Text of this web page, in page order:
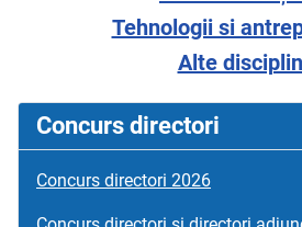
Tehnologii si
Alte
Concurs directori
Concurs directori 2026